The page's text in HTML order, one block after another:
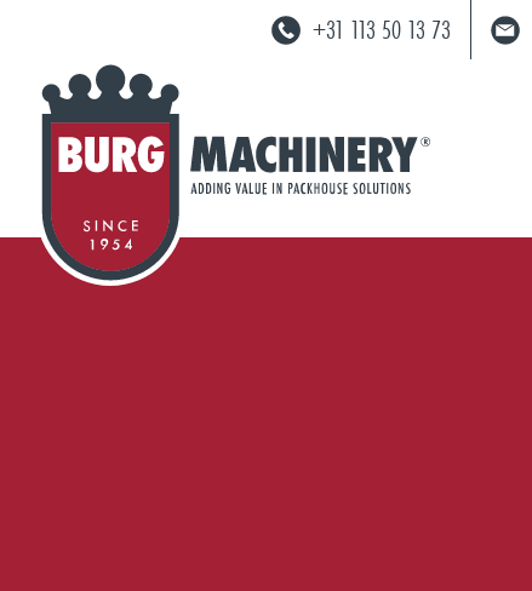
+31 113 50 13 73